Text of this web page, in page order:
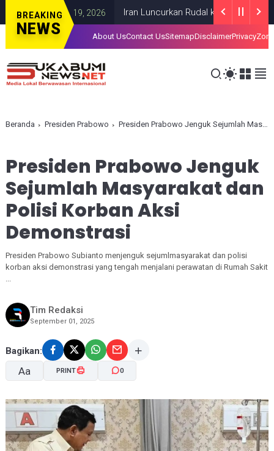
BREAKING
NEWS
GAZAJULY 19, 2026 Iran Luncurkan Rudal ke Pangkalan AS di
About UsContact UsSitemapDisclaimerPrivacy
Beranda Presiden Prabowo Presiden Prabowo Jenguk Sejumlah Masyarakat dan Polisi Korban Aksi Demonstrasi
Presiden Prabowo Jenguk
Sejumlah Masyarakat dan
Polisi Korban Aksi
Demonstrasi
Presiden Prabowo Subianto menjenguk sejumlmasyarakat dan polisi
korban aksi demonstrasi yang tengah menjalani perawatan di Rumah Sakit
...
Tim Redaksi
September 01, 2025
Bagikan:
Aa
A- A+
PRINT 0